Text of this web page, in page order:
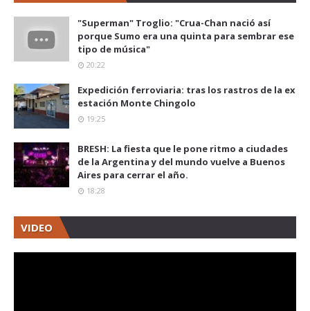
"Superman" Troglio: "Crua-Chan nació así
porque Sumo era una quinta para sembrar ese
tipo de música"
20:22
Expedición ferroviaria: tras los rastros de la ex
estación Monte Chingolo
19:25
BRESH: La fiesta que le pone ritmo a ciudades
de la Argentina y del mundo vuelve a Buenos
Aires para cerrar el año.
18:28
VIDEO